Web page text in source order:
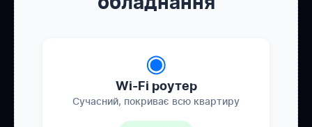
◉
Wi-Fi роутер
Сучасний, покриває всю квартиру